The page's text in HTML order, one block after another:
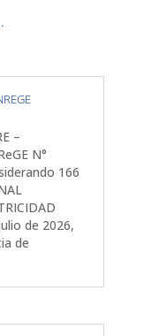
–
N°
166
de 2026,
de